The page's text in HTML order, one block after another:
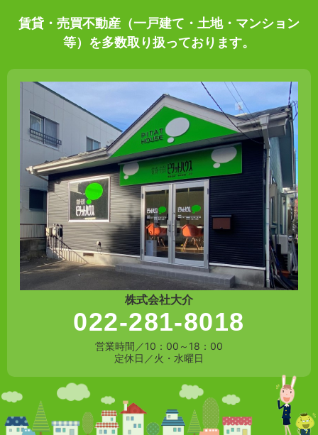
賃貸・売買不動産（一戸建て・土地・マンション
等）を多数取り扱っております。
株式会社大介
022-281-8018
営業時間／10：00～18：00
定休日／火・水曜日